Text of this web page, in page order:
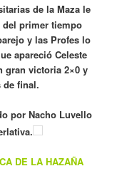
de la Maza le
del primer tiempo
y las Profes lo
apareció Celeste
gran victoria 2×0 y
de final.
por Nacho Luvello
DE LA HAZAÑA